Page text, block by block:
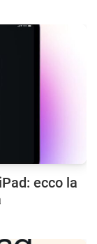
ecco la